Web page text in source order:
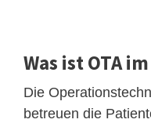
Was ist OTA
Die
betreuen die